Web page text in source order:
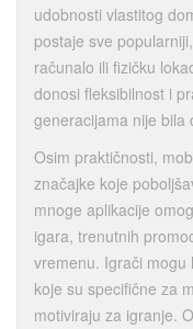
udobnosti vlastitog
postaje sve
računalo ili fizičku
donosi fleksibilnost i
generacijama nije bila
Osim praktičnosti,
značajke koje
mnoge aplikacije
igara, trenutnih
vremenu. Igrači mogu
koje su specifične za
motiviraju za igranje.